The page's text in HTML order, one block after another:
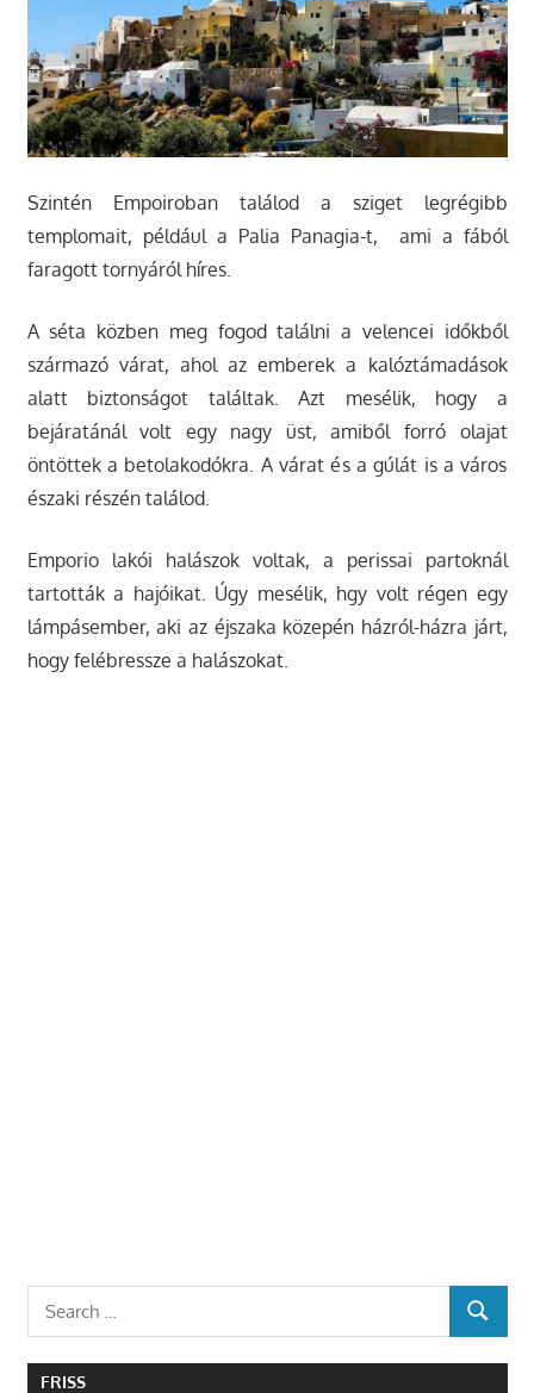
Szintén Empoiroban találod a sziget legrégibb
templomait, például a Palia Panagia-t, ami a fából
faragott tornyáról híres.
A séta közben meg fogod találni a velencei időkből
származó várat, ahol az emberek a kalóztámadások
alatt biztonságot találtak. Azt mesélik, hogy a
bejáratánál volt egy nagy üst, amiből forró olajat
öntöttek a betolakodókra. A várat és a gúlát is a város
északi részén találod.
Emporio lakói halászok voltak, a perissai partoknál
tartották a hajóikat. Úgy mesélik, hgy volt régen egy
lámpásember, aki az éjszaka közepén házról-házra járt,
hogy felébressze a halászokat.
SEARCH
FRISS